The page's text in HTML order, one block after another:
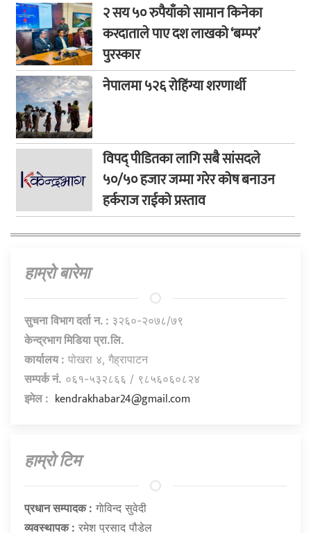
२ सय ५० रुपैयाँको सामान किनेका
करदाताले पाए दश लाखको ‘बम्पर’
पुरस्कार
नेपालमा ५२६ रोहिंग्या शरणार्थी
विपद् पीडितका लागि सबै सांसदले
५०/५० हजार जम्मा गरेर कोष बनाउन
हर्कराज राईको प्रस्ताव
हाम्राे बारेमा
सुचना विभाग दर्ता न. : ३२६०-२०७८/७९
केन्द्रभाग मिडिया प्रा.लि.
कार्यालय : पोखरा ४, गैह्रापाटन
सम्पर्क नं. ०६१-५३२८६६ / ९८५६०६०८२४
इमेल : kendrakhabar24@gmail.com
हाम्राे टिम
प्रधान सम्पादक : गाेविन्द सुवेदी
व्यवस्थापक : रमेश प्रसाद पौडेल